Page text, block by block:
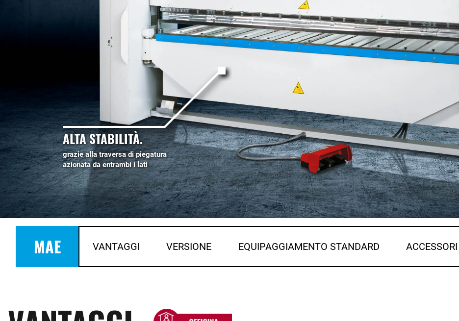
ALTA STABILITÀ.
grazie alla traversa di piegatura
azionata da entrambi i lati
MAE VANTAGGI VERSIONE EQUIPAGGIAMENTO STANDARD ACCESSORI